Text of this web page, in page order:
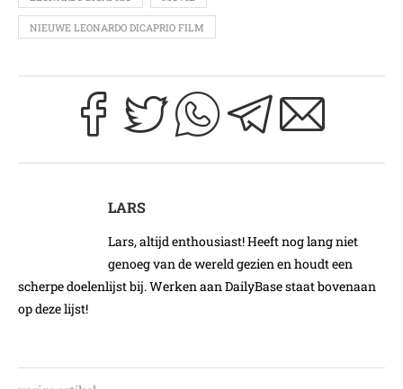
NIEUWE LEONARDO DICAPRIO FILM
LARS
Lars, altijd enthousiast! Heeft nog lang niet
genoeg van de wereld gezien en houdt een
scherpe doelenlijst bij. Werken aan DailyBase staat bovenaan
op deze lijst!